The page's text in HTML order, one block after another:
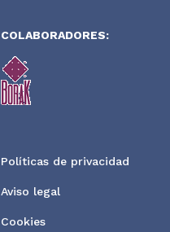
COLABORADORES:
Políticas de privacidad
Aviso legal
Cookies